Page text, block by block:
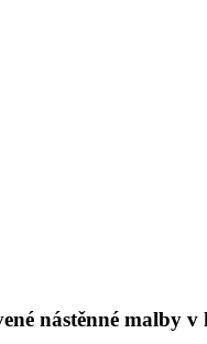
nástěnné malby v